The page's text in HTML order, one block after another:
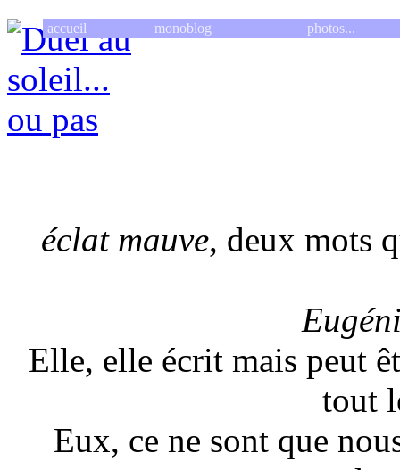
accueil monoblog photos...
éclat mauve, deux mots
Elle, elle écrit mais peut
tout
Eux, ce ne sont que